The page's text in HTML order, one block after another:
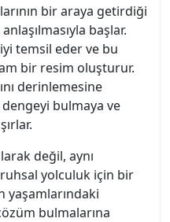
bir araya getirdiği
başlar.
temsil eder ve bu
bir resim oluşturur.
derinlemesine
bulmaya ve
değil, aynı
yolculuk için bir
yaşamlarındaki
bulmalarına